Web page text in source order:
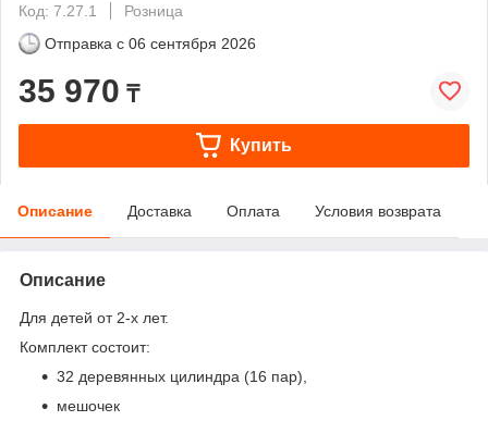
Код: 7.27.1
Розница
Отправка с 06 сентября 2026
35 970 ₸
Купить
Описание Доставка Оплата Условия возврата
Описание
Для детей от 2-х лет.
Комплект состоит:
32 деревянных цилиндра (16 пар),
мешочек